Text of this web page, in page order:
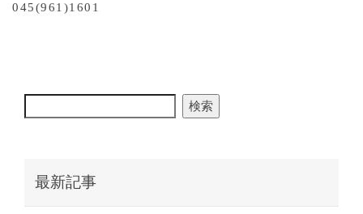
045(961)1601
検索
最新記事